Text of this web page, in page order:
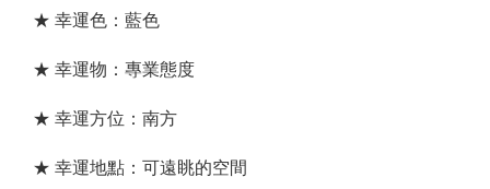
★ 幸運色：藍色
★ 幸運物：專業態度
★ 幸運方位：南方
★ 幸運地點：可遠眺的空間